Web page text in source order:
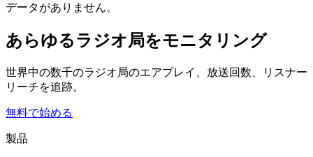
データがありません。
あらゆるラジオ局をモニタリング
世界中の数千のラジオ局のエアプレイ、放送回数、リスナー
リーチを追跡。
無料で始める
製品